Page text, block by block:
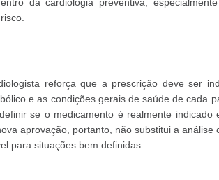
reforça que a prescrição deve ser
e as condições gerais de saúde de cada
se o medicamento é realmente
aprovação, portanto, não substitui a
para situações bem definidas.